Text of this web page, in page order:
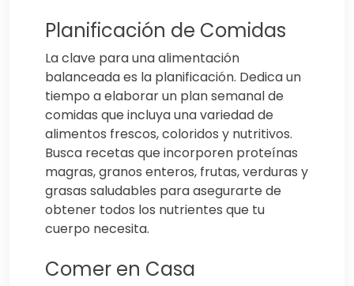
Planificación de Comidas
La clave para una alimentación
balanceada es la planificación. Dedica un
tiempo a elaborar un plan semanal de
comidas que incluya una variedad de
alimentos frescos, coloridos y nutritivos.
Busca recetas que incorporen proteínas
magras, granos enteros, frutas, verduras y
grasas saludables para asegurarte de
obtener todos los nutrientes que tu
cuerpo necesita.
Comer en Casa